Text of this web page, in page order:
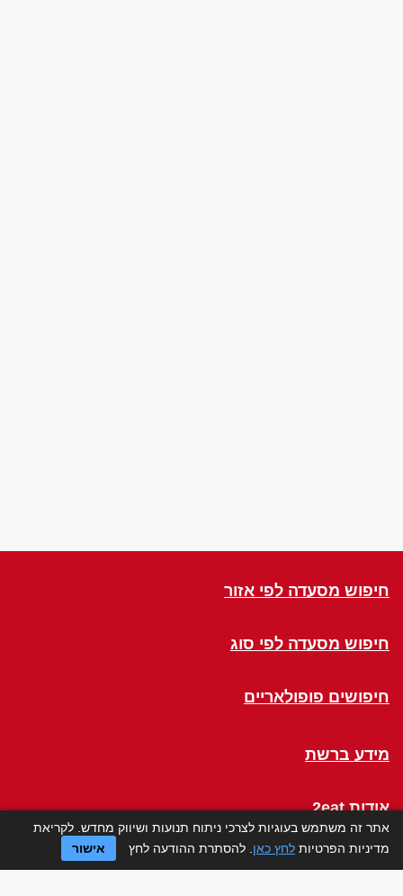
חיפוש מסעדה לפי אזור
חיפוש מסעדה לפי סוג
חיפושים פופולאריים
מידע ברשת
אודות 2eat
Click a Table
אתר זה משתמש בעוגיות לצרכי ניתוח תנועות ושיווק מחדש. לקריאת
מדיניות הפרטיות לחץ כאן . להסתרת ההודעה לחץ אישור